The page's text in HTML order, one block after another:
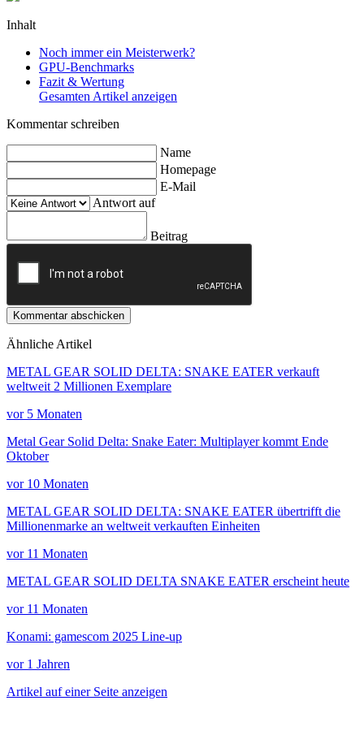
Inhalt
Noch immer ein Meisterwerk?
GPU-Benchmarks
Fazit & Wertung
Gesamten Artikel anzeigen
Kommentar schreiben
Name
Homepage
E-Mail
Antwort auf
Beitrag
Kommentar abschicken
Ähnliche Artikel
METAL GEAR SOLID DELTA: SNAKE EATER verkauft
weltweit 2 Millionen Exemplare
vor 5 Monaten
Metal Gear Solid Delta: Snake Eater: Multiplayer kommt Ende
Oktober
vor 10 Monaten
METAL GEAR SOLID DELTA: SNAKE EATER übertrifft die
Millionenmarke an weltweit verkauften Einheiten
vor 11 Monaten
METAL GEAR SOLID DELTA SNAKE EATER erscheint heute
vor 11 Monaten
Konami: gamescom 2025 Line-up
vor 1 Jahren
Artikel auf einer Seite anzeigen